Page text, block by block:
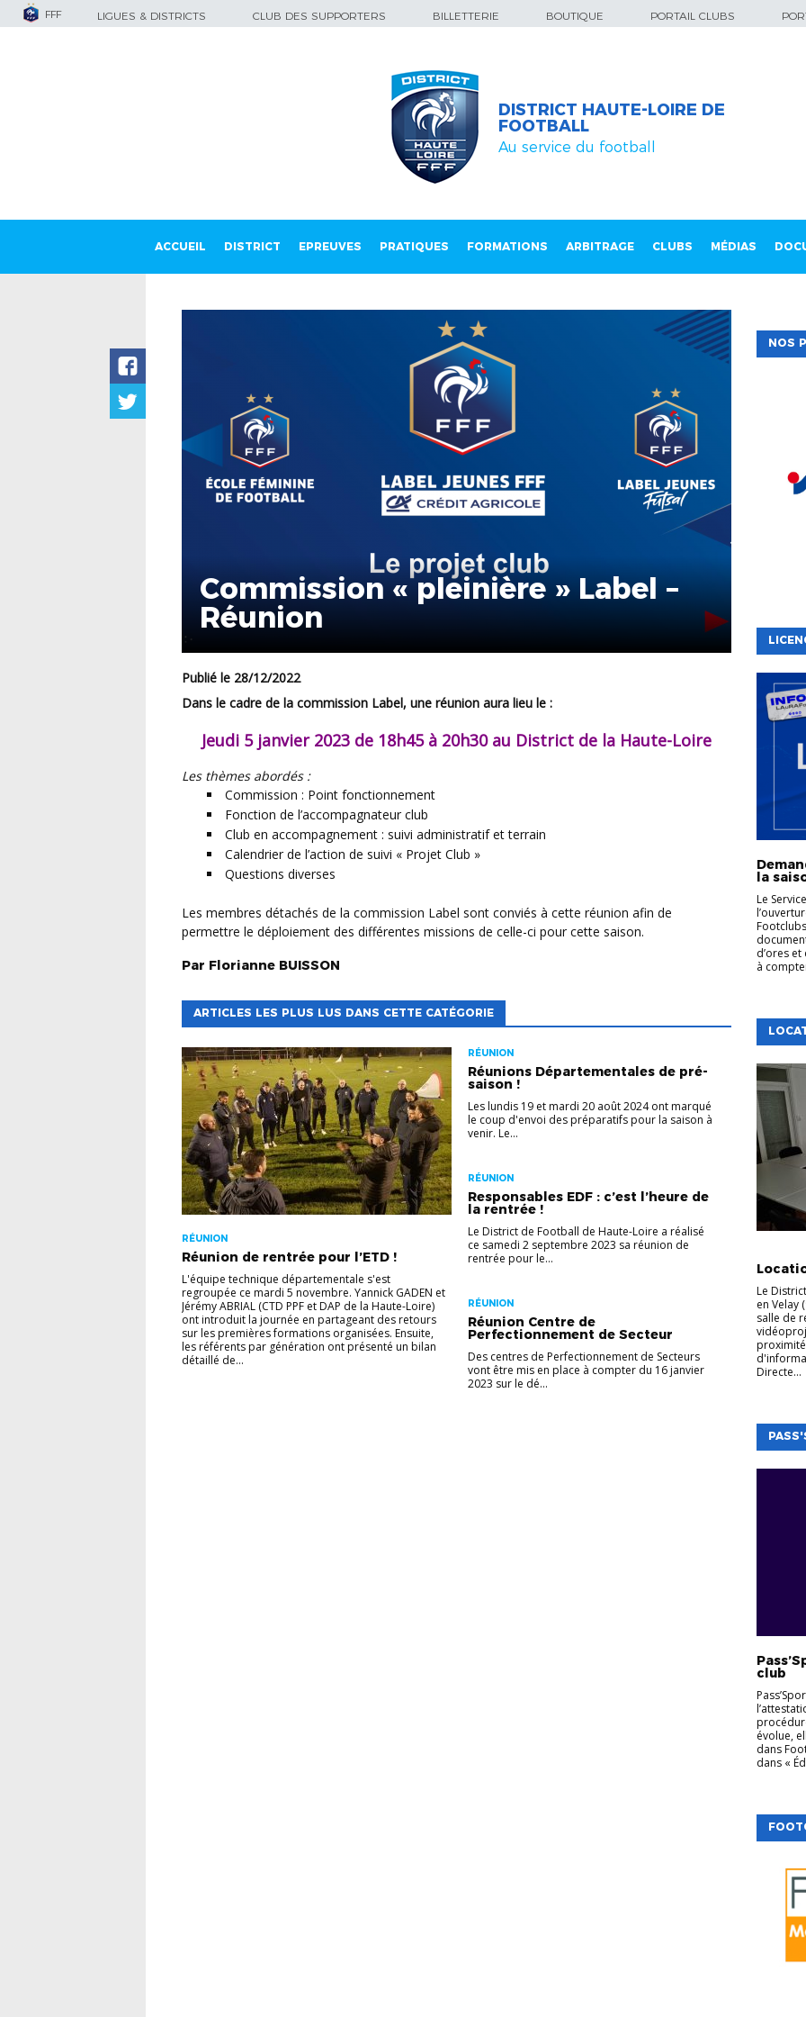
FFF LIGUES & DISTRICTS CLUB DES SUPPORTERS BILLETTERIE BOUTIQUE PORTAIL CLUBS
DISTRICT HAUTE-LOIRE DE
FOOTBALL
Au service du football
ACCUEIL DISTRICT EPREUVES PRATIQUES FORMATIONS ARBITRAGE CLUBS MÉDIAS
Commission « pleinière » Label –
Réunion
Publié le 28/12/2022
Dans le cadre de la commission Label, une réunion aura lieu le :
Jeudi 5 janvier 2023 de 18h45 à 20h30 au District de la Haute-Loire
Les thèmes abordés :
Commission : Point fonctionnement
Fonction de l’accompagnateur club
Club en accompagnement : suivi administratif et terrain
Calendrier de l’action de suivi « Projet Club »
Questions diverses
Les membres détachés de la commission Label sont conviés à cette réunion afin de
permettre le déploiement des différentes missions de celle-ci pour cette saison.
Par Florianne BUISSON
ARTICLES LES PLUS LUS DANS CETTE CATÉGORIE
RÉUNION
Réunion de rentrée pour l’ETD !
L'équipe technique départementale s'est
regroupée ce mardi 5 novembre. Yannick GADEN et
Jérémy ABRIAL (CTD PPF et DAP de la Haute-Loire)
ont introduit la journée en partageant des retours
sur les premières formations organisées. Ensuite,
les référents par génération ont présenté un bilan
détaillé de...
RÉUNION
Réunions Départementales de pré-
saison !
Les lundis 19 et mardi 20 août 2024 ont marqué
le coup d'envoi des préparatifs pour la saison à
venir. Le...
RÉUNION
Responsables EDF : c’est l’heure de
la rentrée !
Le District de Football de Haute-Loire a réalisé
ce samedi 2 septembre 2023 sa réunion de
rentrée pour le...
RÉUNION
Réunion Centre de
Perfectionnement de Secteur
Des centres de Perfectionnement de Secteurs
vont être mis en place à compter du 16 janvier
2023 sur le dé...
NOS
la
Le
d’ores
à
Le
en Velay
salle de
Directe...
club
évolue,
dans
dans «